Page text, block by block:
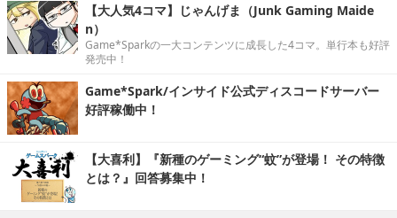
【大人気4コマ】じゃんげま（Junk Gaming Maide
n）
Game*Sparkの一大コンテンツに成長した4コマ。単行本も好評
発売中！
Game*Spark/インサイド公式ディスコードサーバー
好評稼働中！
【大喜利】『新種のゲーミング“蚊”が登場！ その特徴
とは？』回答募集中！